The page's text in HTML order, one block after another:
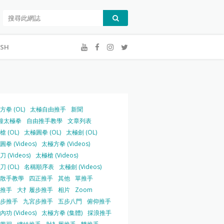
拳 (OL) 太極自由推手 新聞
太極拳
自由推手教學 文章列表
(OL) 太極圓拳 (OL) 太極劍 (OL)
拳 (Videos) 太極方拳 (Videos)
(Videos) 太極槍 (Videos)
(OL) 名稱順序表 太極劍 (Videos)
手教學
四正推手 其他 單推手
手 大扌履步推手 相片
Zoom
推手
九宮步推手 五步八門
俯仰推手
功 (Videos) 太極方拳 (集體) 採浪推手